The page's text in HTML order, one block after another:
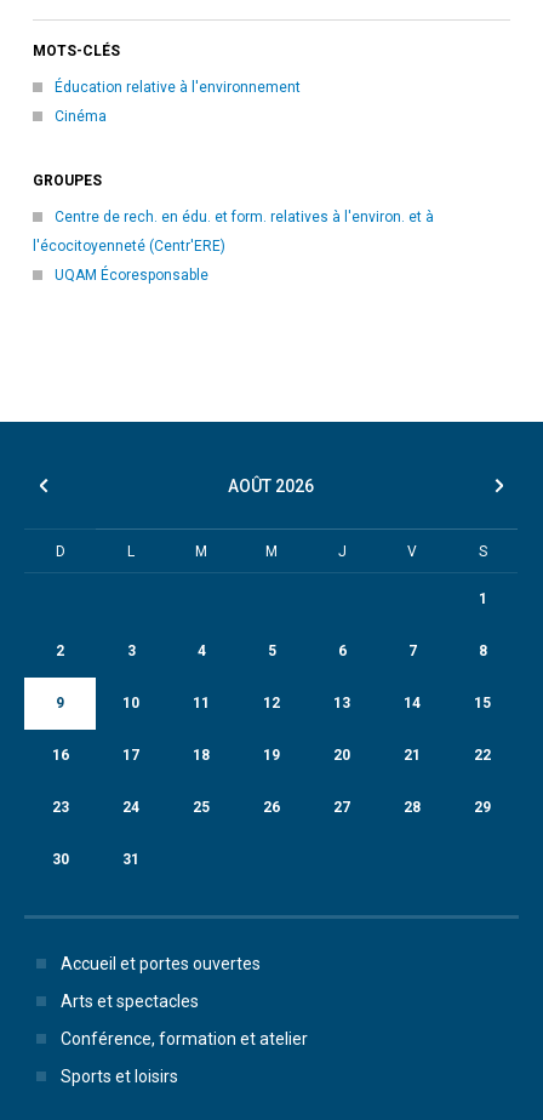
MOTS-CLÉS
Éducation relative à l'environnement
Cinéma
GROUPES
Centre de rech. en édu. et form. relatives à l'environ. et à
l'écocitoyenneté (Centr'ERE)
UQAM Écoresponsable
AOÛT 2026
D L M M J V S
1
2 3 4 5 6 7 8
9 10 11 12 13 14 15
16 17 18 19 20 21 22
23 24 25 26 27 28 29
30 31
Accueil et portes ouvertes
Arts et spectacles
Conférence, formation et atelier
Sports et loisirs